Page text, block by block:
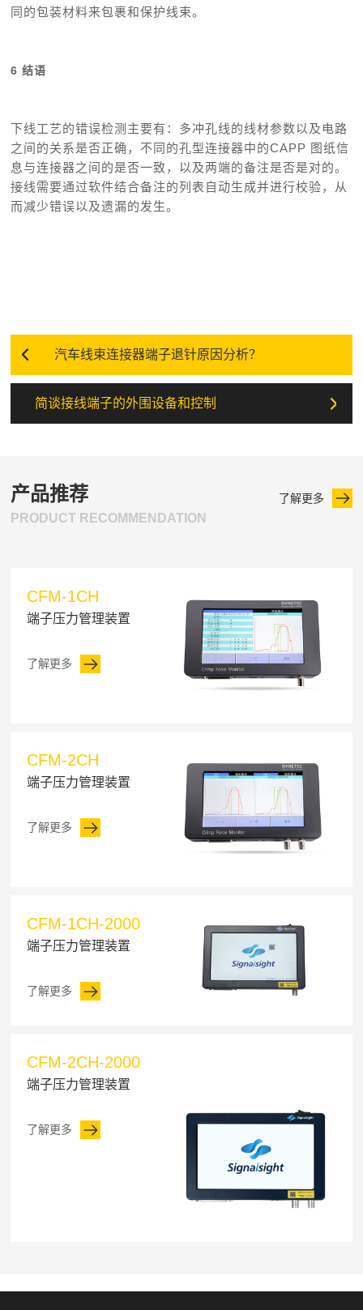
同的包装材料来包裹和保护线束。
6 结语
下线工艺的错误检测主要有：多冲孔线的线材参数以及电路
之间的关系是否正确，不同的孔型连接器中的CAPP 图纸信
息与连接器之间的是否一致，以及两端的备注是否是对的。
接线需要通过软件结合备注的列表自动生成并进行校验，从
而减少错误以及遗漏的发生。
汽车线束连接器端子退针原因分析？
简谈接线端子的外围设备和控制
产品推荐
PRODUCT RECOMMENDATION
了解更多
CFM-1CH
端子压力管理装置
了解更多
CFM-2CH
端子压力管理装置
了解更多
CFM-1CH-2000
端子压力管理装置
了解更多
CFM-2CH-2000
端子压力管理装置
了解更多